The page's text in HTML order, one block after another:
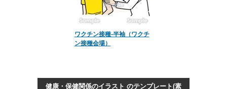
ワクチン接種-半袖（ワクチ
ン接種会場）
健康・保健関係のイラスト のテンプレート(素